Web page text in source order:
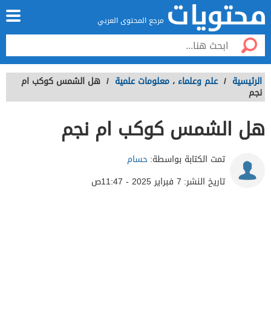
مرجع المحتوى العربي
الرئيسية / علم وعلماء ، معلومات علمية / هل الشمس كوكب ام
نجم
هل الشمس كوكب ام نجم
تمت الكتابة بواسطة:حسام
تاريخ النشر: 7 فبراير 2025 - 11:47ص